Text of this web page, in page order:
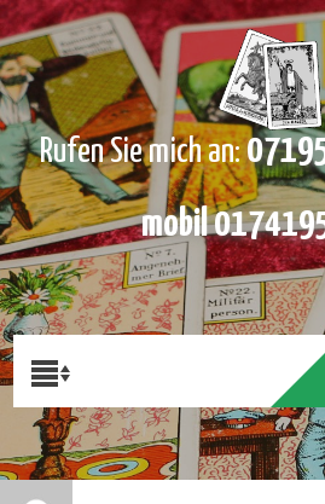
Rufen Sie mich an:
mobil